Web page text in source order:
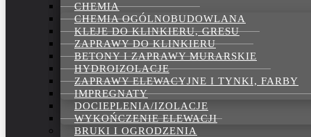
CHEMIA
CHEMIA OGÓLNOBUDOWLANA
KLEJE DO KLINKIERU, GRESU
ZAPRAWY DO KLINKIERU
BETONY I ZAPRAWY MURARSKIE
HYDROIZOLACJE
ZAPRAWY ELEWACYJNE I TYNKI, FARBY
IMPREGNATY
DOCIEPLENIA/IZOLACJE
WYKOŃCZENIE ELEWACJI
BRUKI I OGRODZENIA